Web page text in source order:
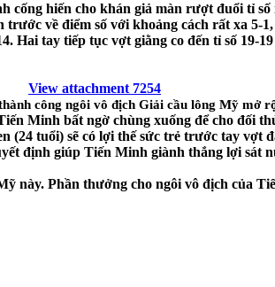
cống hiến cho khán giả màn rượt đuổi tỉ
về điểm số với khoảng cách rất xa 5-
Hai tay tiếp tục vợt giằng co đến tỉ số 19-
View attachment 7254
công ngôi vô địch Giải cầu lông Mỹ mở
Minh bất ngờ chùng xuống để cho đối
(24 tuổi) sẽ có lợi thế sức trẻ trước tay vợt
định giúp Tiến Minh giành thắng lợi sát
này. Phần thưởng cho ngôi vô địch của